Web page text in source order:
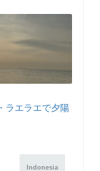
ラエラエで夕陽
Indonesia